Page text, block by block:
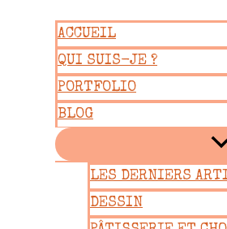
contenu
ACCUEIL
QUI SUIS-JE ?
PORTFOLIO
BLOG
LES DERNIERS
DESSIN